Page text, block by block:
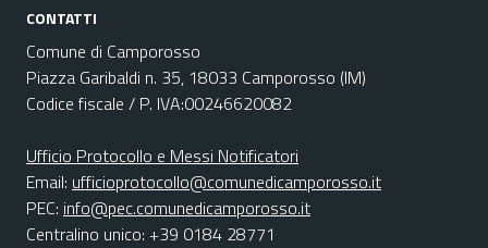
CONTATTI
Comune di Camporosso
Piazza Garibaldi n. 35, 18033 Camporosso (IM)
Codice fiscale / P. IVA:00246620082
Ufficio Protocollo e Messi Notificatori
Email: ufficioprotocollo@comunedicamporosso.it
PEC: info@pec.comunedicamporosso.it
Centralino unico: +39 0184 28771